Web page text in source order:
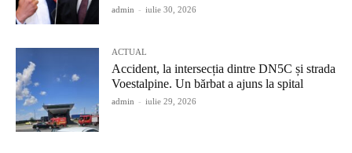
admin - iulie 30, 2026
ACTUAL
Accident, la intersecția dintre DN5C și strada
Voestalpine. Un bărbat a ajuns la spital
admin - iulie 29, 2026